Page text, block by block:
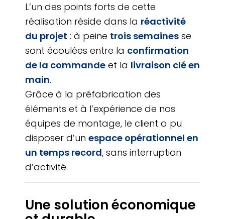
L’un des points forts de cette
réalisation réside dans la réactivité
du projet : à peine trois semaines se
sont écoulées entre la confirmation
de la commande et la livraison clé en
main.
Grâce à la préfabrication des
éléments et à l’expérience de nos
équipes de montage, le client a pu
disposer d’un espace opérationnel en
un temps record, sans interruption
d’activité.
Une solution économique